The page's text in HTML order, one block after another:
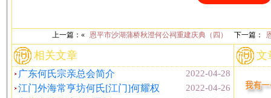
上一篇：« 恩平市沙湖蒲桥秋澄何公祠重建庆典（四） 下一篇：
相关文章
2022-04-28
广东何氏宗亲总会简介
2022-04-26
江门外海常亨坊何氏[江门]何耀权
文